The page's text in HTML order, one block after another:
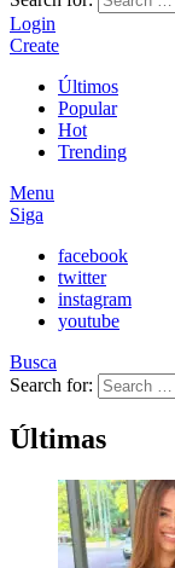
Login
Create
Últimos
Popular
Hot
Trending
Menu
Siga
facebook
twitter
instagram
youtube
Busca
Search for:
Últimas